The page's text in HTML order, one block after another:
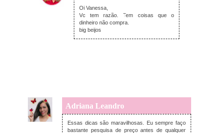
Oi Vanessa,
Vc tem razão. Tem coisas que o
dinheiro não compra.
big beijos
Adriana Leandro
terça-feira, novembro 19, 2019
Essas dicas são maravilhosas. Eu sempre faço
bastante pesquisa de preço antes de qualquer